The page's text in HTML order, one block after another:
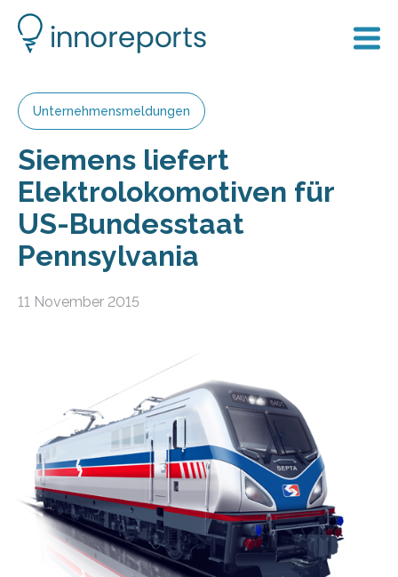
Unternehmensmeldungen
Siemens liefert
Elektrolokomotiven für
US-Bundesstaat
Pennsylvania
11 November 2015